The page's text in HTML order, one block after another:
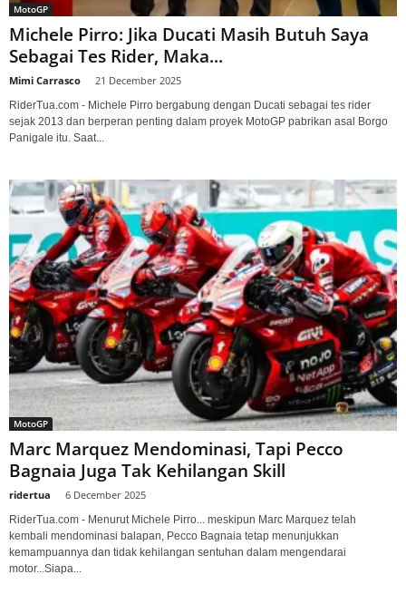
MotoGP
Michele Pirro: Jika Ducati Masih Butuh Saya
Sebagai Tes Rider, Maka...
Mimi Carrasco 21 December 2025
RiderTua.com - Michele Pirro bergabung dengan Ducati sebagai tes rider
sejak 2013 dan berperan penting dalam proyek MotoGP pabrikan asal Borgo
Panigale itu. Saat...
MotoGP
Marc Marquez Mendominasi, Tapi Pecco
Bagnaia Juga Tak Kehilangan Skill
ridertua 6 December 2025
RiderTua.com - Menurut Michele Pirro... meskipun Marc Marquez telah
kembali mendominasi balapan, Pecco Bagnaia tetap menunjukkan
kemampuannya dan tidak kehilangan sentuhan dalam mengendarai
motor...Siapa...